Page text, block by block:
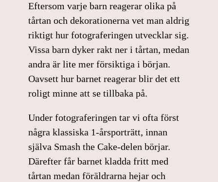
Eftersom varje barn reagerar olika på
tårtan och dekorationerna vet man aldrig
riktigt hur fotograferingen utvecklar sig.
Vissa barn dyker rakt ner i tårtan, medan
andra är lite mer försiktiga i början.
Oavsett hur barnet reagerar blir det ett
roligt minne att se tillbaka på.
Under fotograferingen tar vi ofta först
någraklassiska 1-årsporträtt, innan
själva Smash the Cake-delen börjar.
Därefter får barnet kladda fritt med
tårtan medan föräldrarna hejar och
cookies
kommer viss
funktionalitet
att försvinna
från
webbplatsen.
Marknadsföring
med dig av dina
intressen och ditt
beteende när du
surfar ökar du
chansen att få se
personligt